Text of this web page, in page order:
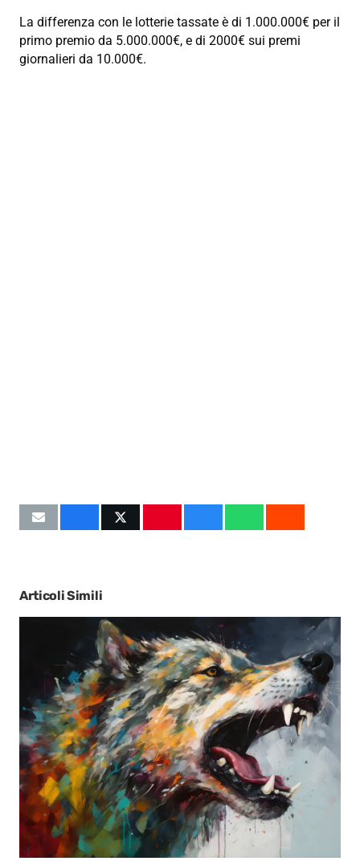
La differenza con le lotterie tassate è di 1.000.000€ per il
primo premio da 5.000.000€, e di 2000€ sui premi
giornalieri da 10.000€.
Articoli Simili